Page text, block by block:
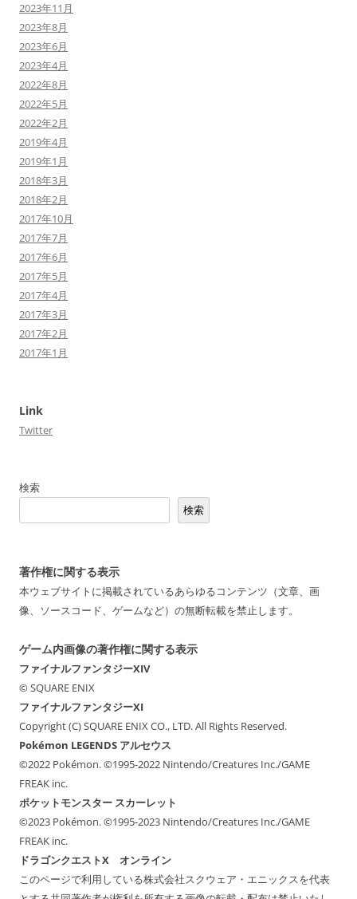
2023年11月
2023年8月
2023年6月
2023年4月
2022年8月
2022年5月
2022年2月
2019年4月
2019年1月
2018年3月
2018年2月
2017年10月
2017年7月
2017年6月
2017年5月
2017年4月
2017年3月
2017年2月
2017年1月
Link
Twitter
検索
検索
著作権に関する表示
本ウェブサイトに掲載されているあらゆるコンテンツ（文章、画
像、ソースコード、ゲームなど）の無断転載を禁止します。
ゲーム内画像の著作権に関する表示
ファイナルファンタジーXIV
© SQUARE ENIX
ファイナルファンタジーXI
Copyright (C) SQUARE ENIX CO., LTD. All Rights Reserved.
Pokémon LEGENDS アルセウス
©2022 Pokémon. ©1995-2022 Nintendo/Creatures Inc./GAME
FREAK inc.
ポケットモンスター スカーレット
©2023 Pokémon. ©1995-2023 Nintendo/Creatures Inc./GAME
FREAK inc.
ドラゴンクエストX オンライン
このページで利用している株式会社スクウェア・エニックスを代表